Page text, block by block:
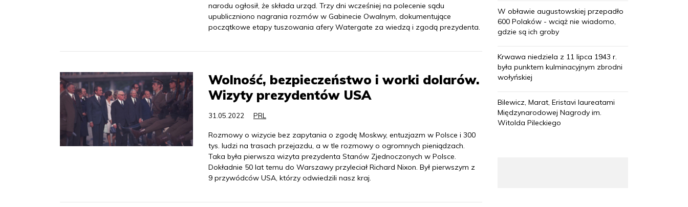
narodu ogłosił, że składa urząd. Trzy dni wcześniej na polecenie sądu
upubliczniono nagrania rozmów w Gabinecie Owalnym, dokumentujące
początkowe etapy tuszowania afery Watergate za wiedzą i zgodą prezydenta.
Wolność, bezpieczeństwo i worki dolarów.
Wizyty prezydentów USA
31.05.2022 PRL
Rozmowy o wizycie bez zapytania o zgodę Moskwy, entuzjazm w Polsce i 300
tys. ludzi na trasach przejazdu, a w tle rozmowy o ogromnych pieniądzach.
Taka była pierwsza wizyta prezydenta Stanów Zjednoczonych w Polsce.
Dokładnie 50 lat temu do Warszawy przyleciał Richard Nixon. Był pierwszym z
9 przywódców USA, którzy odwiedzili nasz kraj.
W obławie augustowskiej przepadło
600 Polaków - wciąż nie wiadomo,
gdzie są ich groby
Krwawa niedziela z 11 lipca 1943 r.
była punktem kulminacyjnym zbrodni
wołyńskiej
Bilewicz, Marat, Eristavi laureatami
Międzynarodowej Nagrody im.
Witolda Pileckiego